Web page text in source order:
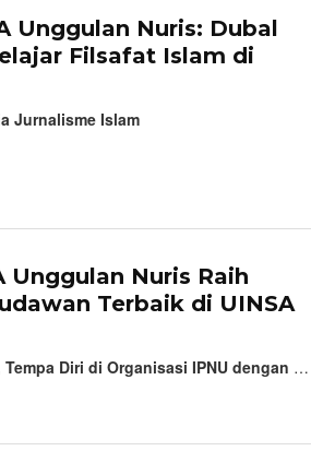
Unggulan Nuris: Dubal
Filsafat Islam di
Jurnalisme Islam
Nuris Raih
Terbaik di UINSA
Diri di Organisasi IPNU dengan …